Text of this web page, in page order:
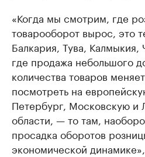
«Когда мы смотрим, где
товарооборот вырос, это
Балкария, Тува,
где продажа небольшого
количества товаров
посмотреть на
Петербург, Московскую и
области, — то там,
просадка оборотов
экономической